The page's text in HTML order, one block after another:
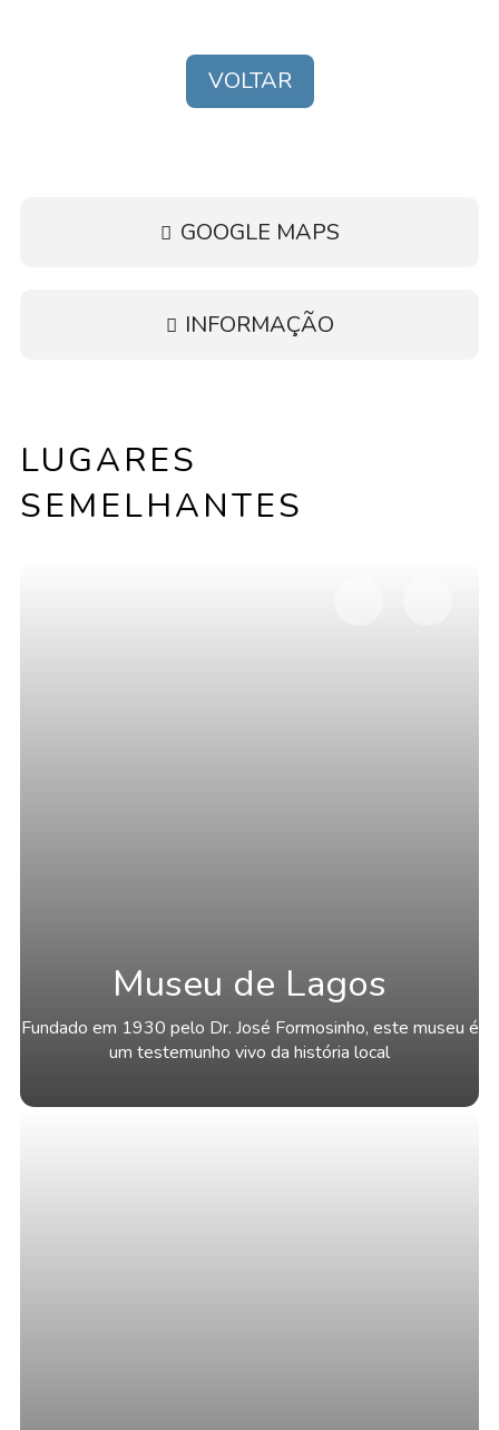
VOLTAR
GOOGLE MAPS
INFORMAÇÃO
LUGARES
SEMELHANTES
Museu de Lagos
Fundado em 1930 pelo Dr. José Formosinho, este museu é
um testemunho vivo da história local